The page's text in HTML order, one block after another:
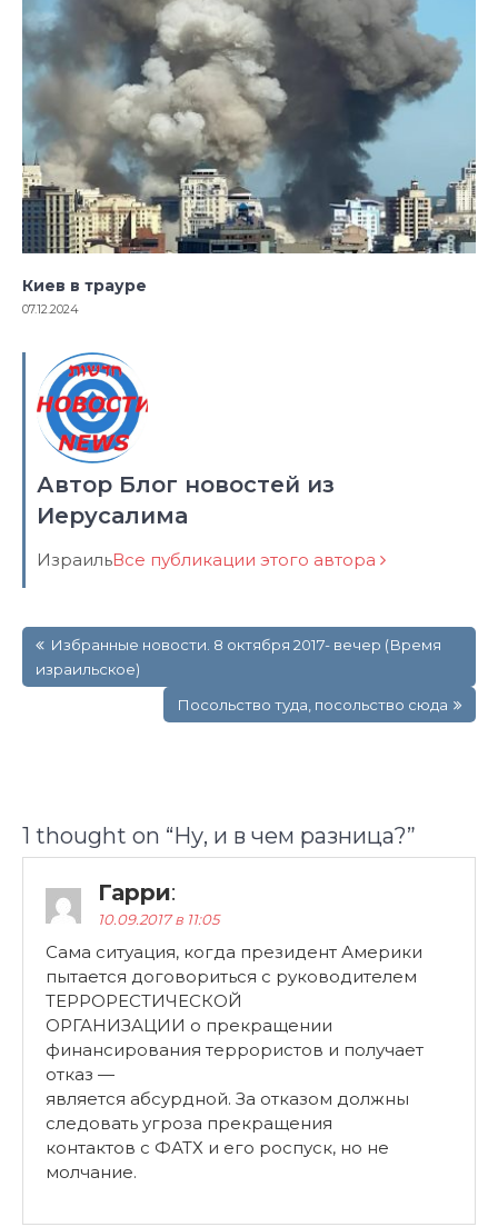
Киев в трауре
07.12.2024
Автор Блог новостей из
Иерусалима
ИзраильВсе публикации этого автора
по
записям
Избранные новости. 8 октября 2017- вечер (Время
израильское)
Посольство туда, посольство сюда
1 thought on “Ну, и в чем разница?”
Гарри:
10.09.2017 в 11:05
Сама ситуация, когда президент Америки
пытается договориться с руководителем
ТЕРРОРЕСТИЧЕСКОЙ
ОРГАНИЗАЦИИ о прекращении
финансирования террористов и получает
отказ —
является абсурдной. За отказом должны
следовать угроза прекращения
контактов с ФАТХ и его роспуск, но не
молчание.